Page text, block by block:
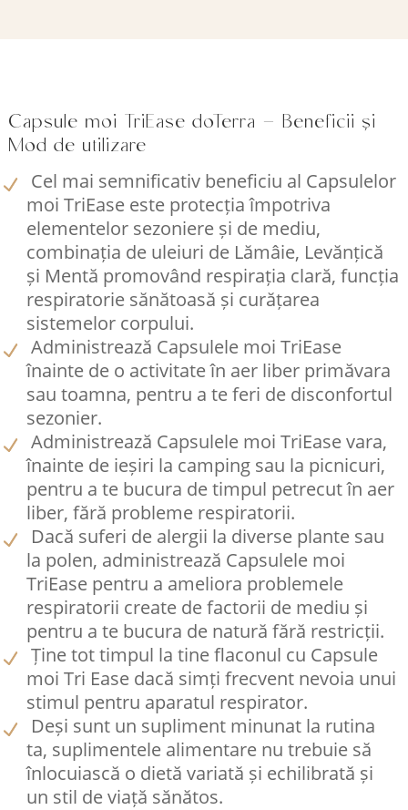
Capsule moi TriEase doTerra – Beneficii și
Mod de utilizare
Cel mai semnificativ beneficiu al Capsulelor
moi TriEase este protecția împotriva
elementelor sezoniere și de mediu,
combinația de uleiuri de Lămâie, Levănțică
și Mentă promovând respirația clară, funcția
respiratorie sănătoasă și curățarea
sistemelor corpului.
Administrează Capsulele moi TriEase
înainte de o activitate în aer liber primăvara
sau toamna, pentru a te feri de disconfortul
sezonier.
Administrează Capsulele moi TriEase vara,
înainte de ieșiri la camping sau la picnicuri,
pentru a te bucura de timpul petrecut în aer
liber, fără probleme respiratorii.
Dacă suferi de alergii la diverse plante sau
la polen, administrează Capsulele moi
TriEase pentru a ameliora problemele
respiratorii create de factorii de mediu și
pentru a te bucura de natură fără restricții.
Ține tot timpul la tine flaconul cu Capsule
moi Tri Ease dacă simți frecvent nevoia unui
stimul pentru aparatul respirator.
Deși sunt un supliment minunat la rutina
ta, suplimentele alimentare nu trebuie să
înlocuiască o dietă variată și echilibrată și
un stil de viață sănătos.